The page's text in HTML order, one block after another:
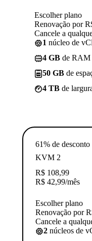
Escolher plano
Renovação por
Cancele a
1 núcleo de
4 GB de RAM
50 GB de
4 TB de
61% de desconto
KVM 2
R$ 108,99
R$ 42,99/mês
Escolher plano
Renovação por
Cancele a
2 núcleos de